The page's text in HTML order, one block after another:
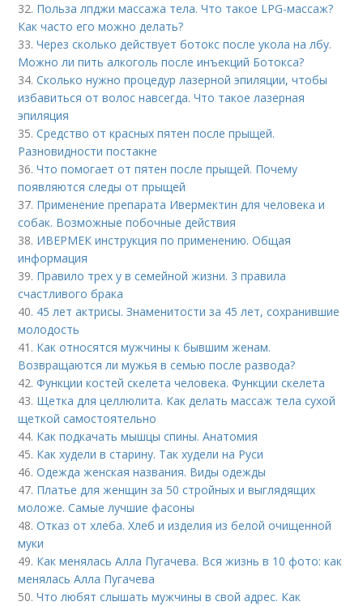
32. Польза лпджи массажа тела. Что такое LPG-массаж?
Как часто его можно делать?
33.Через сколько действует ботокс после укола на лбу.
Можно ли пить алкоголь после инъекций Ботокса?
34.Сколько нужно процедур лазерной эпиляции, чтобы
избавиться от волос навсегда. Что такое лазерная
эпиляция
35.Средство от красных пятен после прыщей.
Разновидности постакне
36.Что помогает от пятен после прыщей. Почему
появляются следы от прыщей
37. Применение препарата Ивермектин для человека и
собак. Возможные побочные действия
38. ИВЕРМЕК инструкция по применению. Общая
информация
39. Правило трех у в семейной жизни. 3 правила
счастливого брака
40. 45 лет актрисы. Знаменитости за 45 лет, сохранившие
молодость
41. Как относятся мужчины к бывшим женам.
Возвращаются ли мужья в семью после развода?
42.Функции костей скелета человека. Функции скелета
43. Щетка для целлюлита. Как делать массаж тела сухой
щеткой самостоятельно
44. Как подкачать мышцы спины. Анатомия
45. Как худели в старину. Так худели на Руси
46.Одежда женская названия. Виды одежды
47. Платье для женщин за 50 стройных и выглядящих
моложе. Самые лучшие фасоны
48.Отказ от хлеба. Хлеб и изделия из белой очищенной
муки
49. Как менялась Алла Пугачева. Вся жизнь в 10 фото: как
менялась Алла Пугачева
50.Что любят слышать мужчины в свой адрес. Как